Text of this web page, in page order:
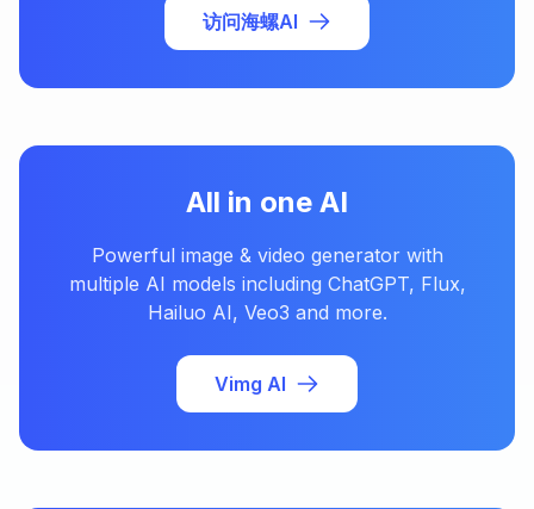
访问海螺AI
All in one AI
Powerful image & video generator with
multiple AI models including ChatGPT, Flux,
Hailuo AI, Veo3 and more.
Vimg AI